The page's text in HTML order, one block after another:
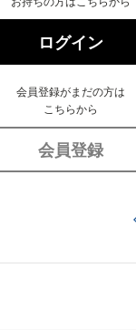
ログイン
会員登録がまだの方は
こちらから
会員登録